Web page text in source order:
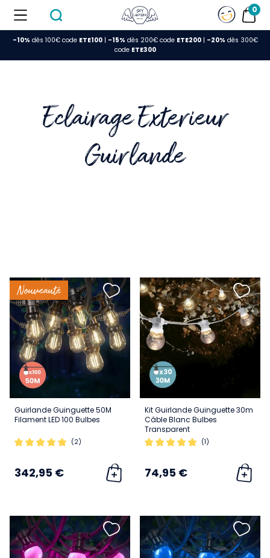
0
-10% dès 100€ code ETE100| -15% dès 200€ code ETE200| -20% dès 300€
code ETE300
Eclairage Exterieur
Guirlande
Guirlande Guinguette 50M
Filament LED 100 Bulbes
(2)
342,95 €
Nouveauté
Kit Guirlande Guinguette 30m
Câble Blanc Bulbes
Transparent
(1)
74,95 €